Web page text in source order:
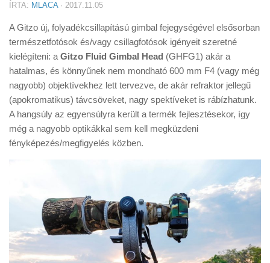
Tudástár
Tanácsok
Érdekességek
Helyszíni Riport
E-BB
ÍRTA: MLACA· 2017.11.05
A Gitzo új, folyadékcsillapítású gimbal fejegységével elsősorban
természetfotósok és/vagy csillagfotósok igényeit szeretné
kielégíteni: a Gitzo Fluid Gimbal Head (GHFG1) akár a
hatalmas, és könnyűnek nem mondható 600 mm F4 (vagy még
nagyobb) objektívekhez lett tervezve, de akár refraktor jellegű
(apokromatikus) távcsöveket, nagy spektíveket is rábízhatunk.
A hangsúly az egyensúlyra került a termék fejlesztésekor, így
még a nagyobb optikákkal sem kell megküzdeni
fényképezés/megfigyelés közben.